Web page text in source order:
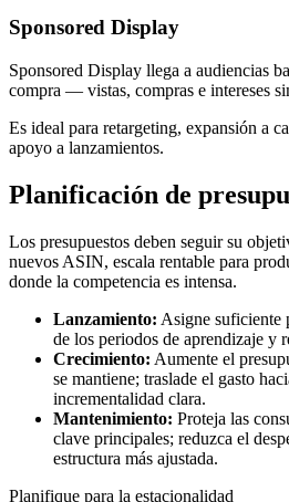
Sponsored Display
Sponsored Display llega a audiencias
compra — vistas, compras e intereses
Es ideal para retargeting, expansión a
apoyo a lanzamientos.
Planificación de
Los presupuestos deben seguir su
nuevos ASIN, escala rentable para
donde la competencia es intensa.
Lanzamiento: Asigne suficiente
de los periodos de aprendizaje y
Crecimiento: Aumente el
se mantiene; traslade el gasto
incrementalidad clara.
Mantenimiento: Proteja las
clave principales; reduzca el
estructura más ajustada.
Planifique para la estacionalidad